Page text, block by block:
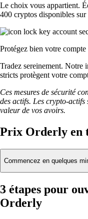
Le choix vous appartient.
400 cryptos disponibles
Protégez bien votre compte
Tradez sereinement. Notre
stricts protègent votre
Ces mesures de sécurité
des actifs. Les crypto-
valeur de vos avoirs.
Prix Orderly en
Commencez en quelques
3 étapes pour
Orderly